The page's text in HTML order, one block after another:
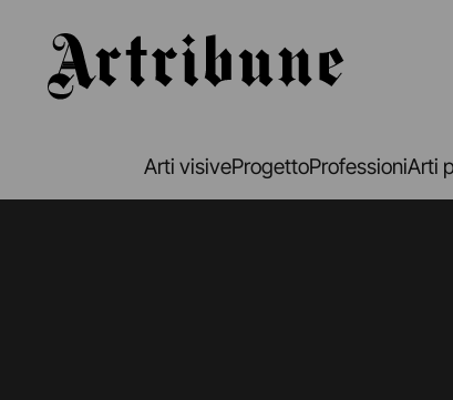
Arti visiveProgettoProfessioniArti